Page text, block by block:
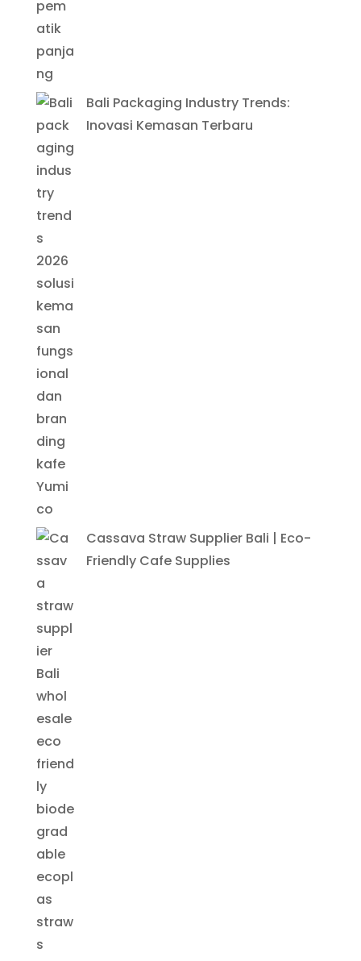
Bali Packaging Industry Trends:
Inovasi Kemasan Terbaru
Cassava Straw Supplier Bali | Eco-
Friendly Cafe Supplies